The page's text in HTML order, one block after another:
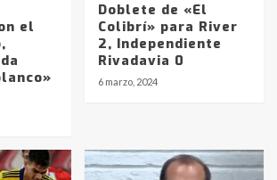
el
Doblete de «El
Colibrí» para River
2, Independiente
Rivadavia 0
6 marzo, 2024
mañana del lunes